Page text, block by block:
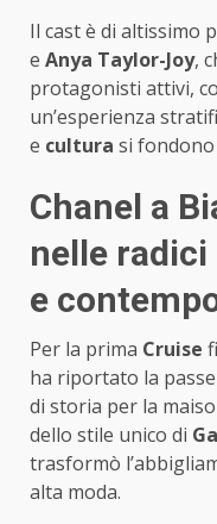
Il cast è di altissimo
e Anya Taylor-Joy,
protagonisti attivi,
un’esperienza
e cultura si
Chanel a
nelle
e
Per la prima Cruise
ha riportato la
di storia per la
dello stile unico di
trasformò
alta moda.